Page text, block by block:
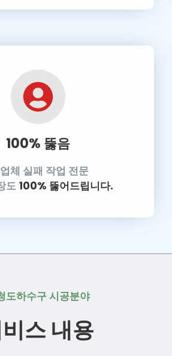
100% 뚫음
체 실패 작업 전문
도 100% 뚫어드립니다.
도하수구 시공분야
스 내용